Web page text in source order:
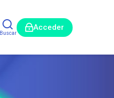
Buscar
Acceder